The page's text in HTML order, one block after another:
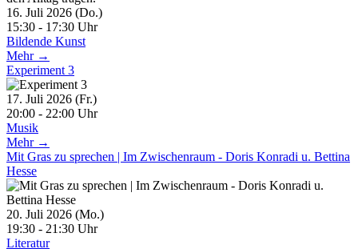
16. Juli 2026 (Do.)
15:30 - 17:30 Uhr
Bildende Kunst
Mehr →
Experiment 3
17. Juli 2026 (Fr.)
20:00 - 22:00 Uhr
Musik
Mehr →
Mit Gras zu sprechen | Im Zwischenraum - Doris Konradi u. Bettina
Hesse
20. Juli 2026 (Mo.)
19:30 - 21:30 Uhr
Literatur